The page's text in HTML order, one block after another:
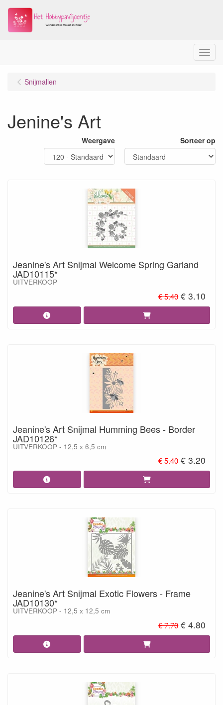
Menu
Snijmallen
Jenine's Art
Weergave Sorteer op
Jeanine's Art Snijmal Welcome Spring Garland
JAD10115*
UITVERKOOP
€ 5.40 € 3.10
Jeanine's Art Snijmal Humming Bees - Border
JAD10126*
UITVERKOOP - 12,5 x 6,5 cm
€ 5.40 € 3.20
Jeanine's Art Snijmal Exotic Flowers - Frame
JAD10130*
UITVERKOOP - 12,5 x 12,5 cm
€ 7.70 € 4.80